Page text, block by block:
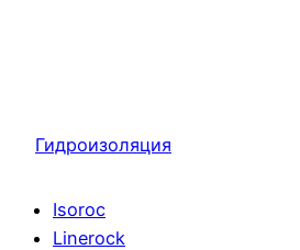
Гидроизоляция
Isoroc
Linerock